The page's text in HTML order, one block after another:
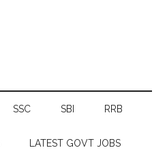
SSC SBI RRB
LATEST GOVT JOBS